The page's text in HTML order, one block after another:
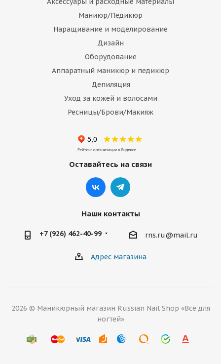
Маниюр/Педикюр
Наращивание и моделирование
Дизайн
Оборудование
Аппаратный маникюр и педикюр
Депиляция
Уход за кожей и волосами
Ресницы/Брови/Макияж
Оставайтесь на связи
Наши контакты
+7 (926) 462-40-99 rns.ru@mail.ru
Адрес магазина
2026 © Маникюрный магазин Russian Nail Shop «Всё для
ногтей»